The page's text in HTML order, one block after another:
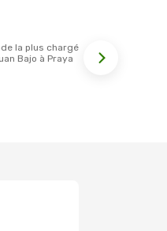
Bajo à Praya